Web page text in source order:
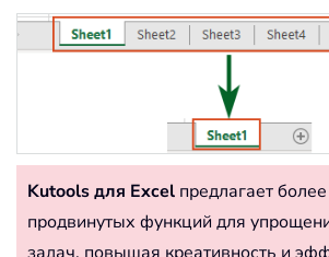
Kutools для Excel предлагает
продвинутых функций для